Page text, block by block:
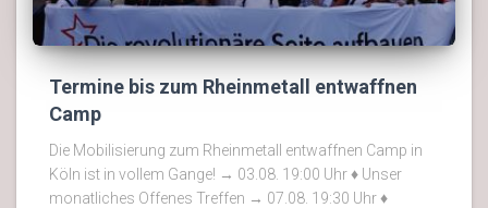
Termine bis zum Rheinmetall entwaffnen
Camp
Die Mobilisierung zum Rheinmetall entwaffnen Camp in
Köln ist in vollem Gange! → 03.08. 19:00 Uhr ♦ Unser
monatliches Offenes Treffen → 07.08. 19:30 Uhr ♦